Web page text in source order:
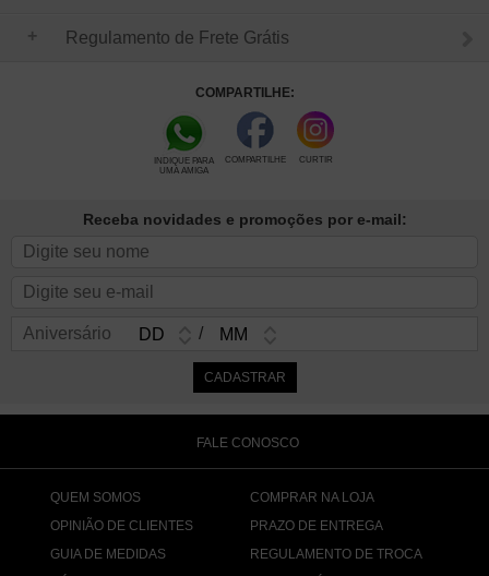
Regulamento de Frete Grátis
COMPARTILHE:
INDIQUE PARA
UMA AMIGA
COMPARTILHE CURTIR
Receba novidades e promoções por e-mail:
Aniversário /
FALE CONOSCO
QUEM SOMOS
OPINIÃO DE CLIENTES
GUIA DE MEDIDAS
COMPRAR NA LOJA
PRAZO DE ENTREGA
REGULAMENTO DE TROCA